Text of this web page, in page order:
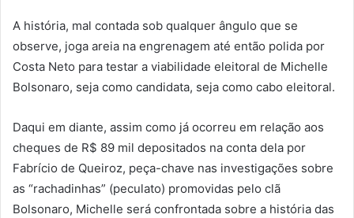
A história, mal contada sob qualquer ângulo que se
observe, joga areia na engrenagem até então polida por
Costa Neto para testar a viabilidade eleitoral de Michelle
Bolsonaro, seja como candidata, seja como cabo eleitoral.
Daqui em diante, assim como já ocorreu em relação aos
cheques de R$ 89 mil depositados na conta dela por
Fabrício de Queiroz, peça-chave nas investigações sobre
as “rachadinhas” (peculato) promovidas pelo clã
Bolsonaro, Michelle será confrontada sobre a história das